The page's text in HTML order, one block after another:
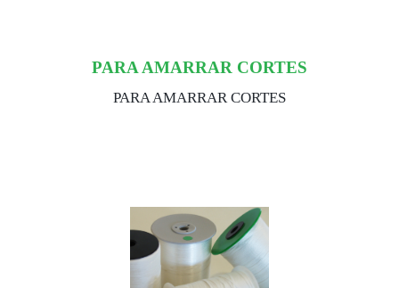
PARA AMARRAR CORTES
PARA AMARRAR CORTES